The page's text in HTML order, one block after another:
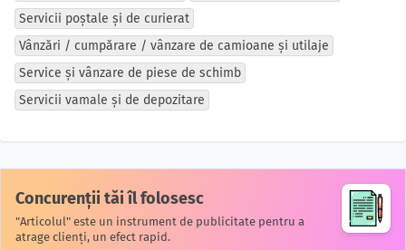
Servicii poștale și de curierat
Vânzări / cumpărare / vânzare de camioane și utilaje
Service și vânzare de piese de schimb
Servicii vamale și de depozitare
Concurenții tăi îl folosesc
"Articolul" este un instrument de publicitate pentru a
atrage clienți, un efect rapid.